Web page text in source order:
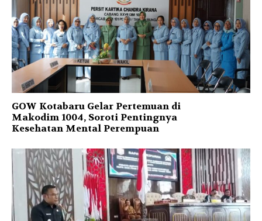
GOW Kotabaru Gelar Pertemuan di
Makodim 1004, Soroti Pentingnya
Kesehatan Mental Perempuan